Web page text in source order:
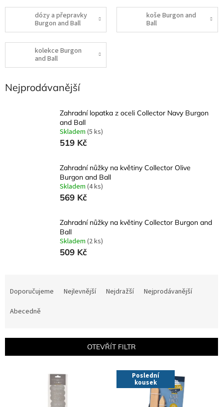
dózy a přepravky
Burgon and Ball
koše Burgon and
Ball
kolekce Burgon
and Ball
Nejprodávanější
Zahradní lopatka z oceli Collector Navy Burgon
and Ball
Skladem (5 ks)
519 Kč
Zahradní nůžky na květiny Collector Olive
Burgon and Ball
Skladem (4 ks)
569 Kč
Zahradní nůžky na květiny Collector Burgon and
Ball
Skladem (2 ks)
509 Kč
a
r
Doporučujeme Nejlevnější Nejdražší
Nejprodávanější
Abecedně
OTEVŘÍT FILTR
Poslední
kousek